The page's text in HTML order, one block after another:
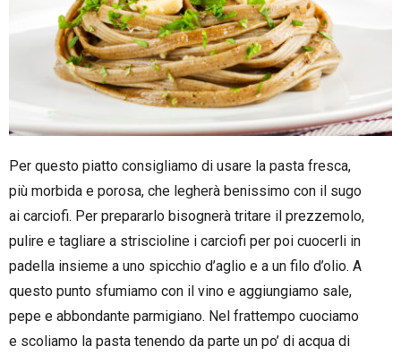
Per questo piatto consigliamo di usare la pasta fresca,
più morbida e porosa, che legherà benissimo con il sugo
ai carciofi. Per prepararlo bisognerà tritare il prezzemolo,
pulire e tagliare a striscioline i carciofi per poi cuocerli in
padella insieme a uno spicchio d’aglio e a un filo d’olio. A
questo punto sfumiamo con il vino e aggiungiamo sale,
pepe e abbondante parmigiano. Nel frattempo cuociamo
e scoliamo la pasta tenendo da parte un po’ di acqua di